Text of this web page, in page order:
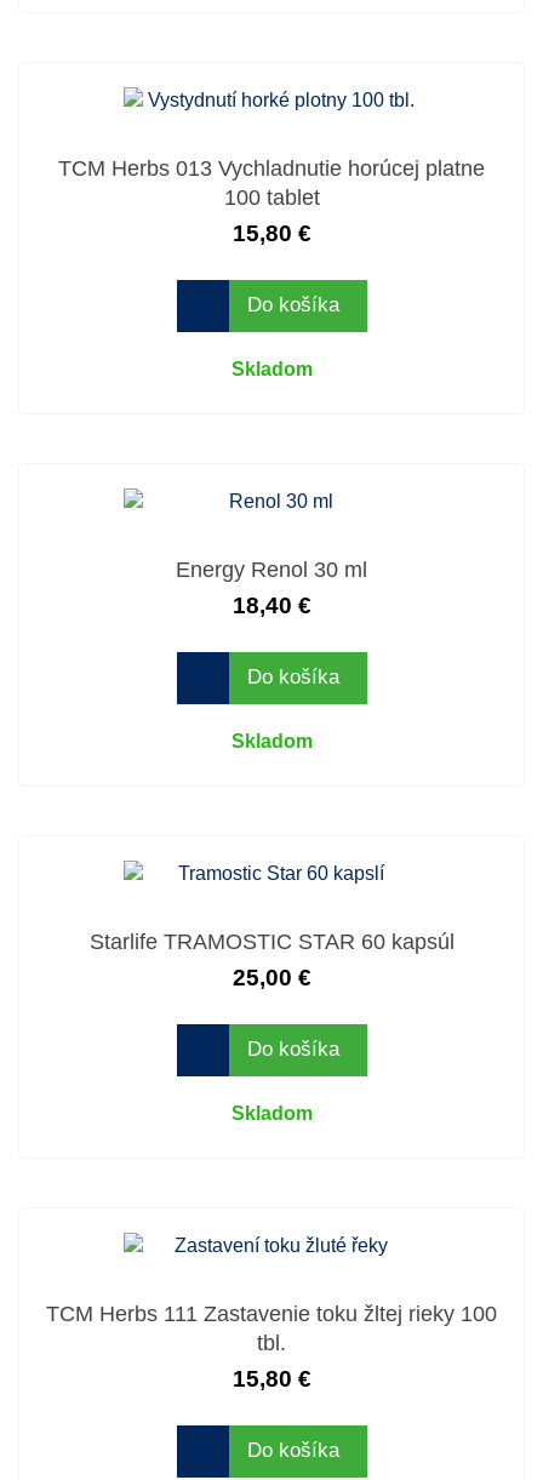
TCM Herbs 013 Vychladnutie horúcej platne
100 tablet
15,80 €
Do košíka
Skladom
Energy Renol 30 ml
18,40 €
Do košíka
Skladom
Starlife TRAMOSTIC STAR 60 kapsúl
25,00 €
Do košíka
Skladom
TCM Herbs 111 Zastavenie toku žltej rieky 100
tbl.
15,80 €
Do košíka